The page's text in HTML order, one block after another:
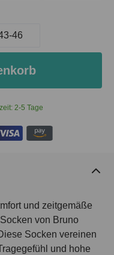
2-5 Tage
46
und zeitgemäße
von Bruno
Socken vereinen
und hohe